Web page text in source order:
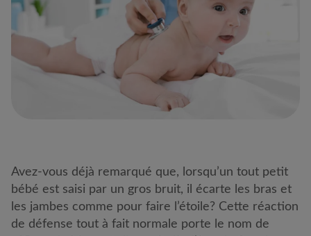
Avez-vous déjà remarqué que, lorsqu’un tout petit
bébé est saisi par un gros bruit, il écarte les bras et
les jambes comme pour faire l’étoile? Cette réaction
de défense tout à fait normale porte le nom de